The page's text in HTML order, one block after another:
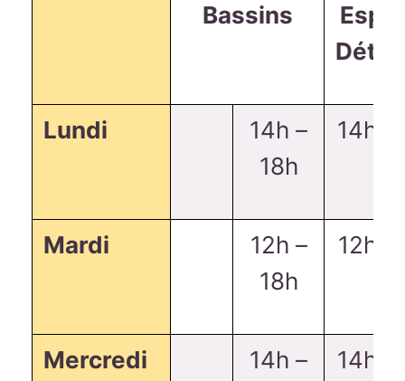
Bassins
Lundi
14h –
18h
14h-
Mardi
12h –
18h
12h-
Mercredi
14h –
14h-